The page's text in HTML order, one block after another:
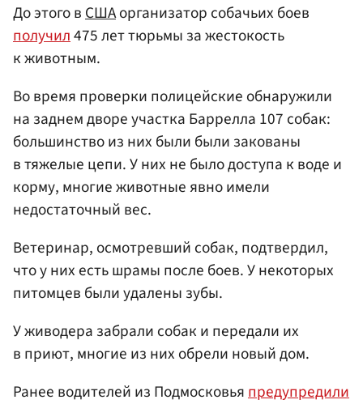
До этого вСШАорганизатор собачьих боев
получил475 лет тюрьмы за жестокость
к животным.
Во время проверки полицейские обнаружили
на заднем дворе участка Баррелла 107 собак:
большинство из них были были закованы
в тяжелые цепи. У них не было доступа к воде и
корму, многие животные явно имели
недостаточный вес.
Ветеринар, осмотревший собак, подтвердил,
что у них есть шрамы после боев. У некоторых
питомцев были удалены зубы.
У живодера забрали собак и передали их
в приют, многие из них обрели новый дом.
Ранее водителей из Подмосковьяпредупредили